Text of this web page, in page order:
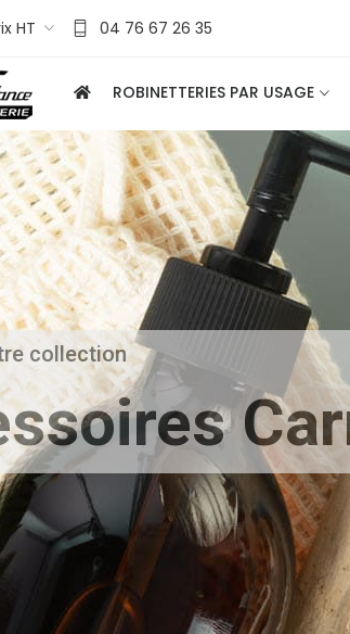
HT 04 76 67 26 35
ROBINETTERIES PAR USAGE
collection